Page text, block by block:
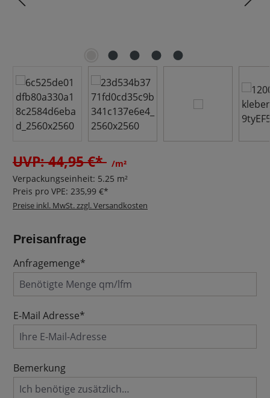
UVP: 44,95 €* /m²
Verpackungseinheit: 5.25 m²
Preis pro VPE: 235,99 €*
Preise inkl. MwSt. zzgl. Versandkosten
Preisanfrage
Anfragemenge*
E-Mail Adresse*
Bemerkung